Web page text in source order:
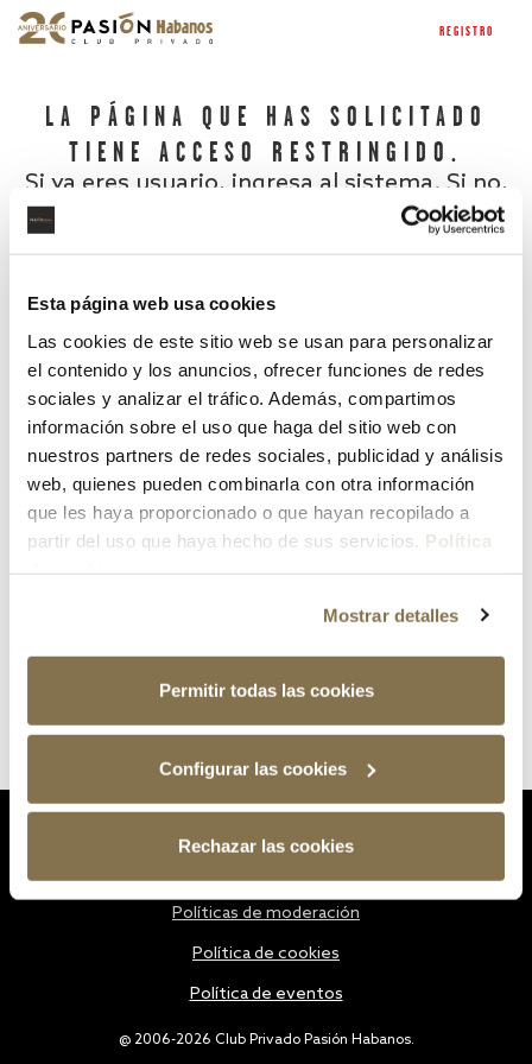
Esta página web usa cookies
Las cookies de este sitio web se usan para personalizar
el contenido y los anuncios, ofrecer funciones de redes
sociales y analizar el tráfico. Además, compartimos
información sobre el uso que haga del sitio web con
nuestros partners de redes sociales, publicidad y análisis
web, quienes pueden combinarla con otra información
que les haya proporcionado o que hayan recopilado a
partir del uso que haya hecho de sus servicios. Política
Mostrar detalles
Permitir todas las cookies
Configurar las cookies
Rechazar las cookies
REGISTRO
LA PÁGINA QUE HAS SOLICITADO
TIENE ACCESO RESTRINGIDO.
Si ya eres usuario, ingresa al sistema. Si no,
¿Has olvidado tu contraseña?
@ 2006-2026 Club Privado Pasión Habanos.
Políticas de moderación
Política de cookies
Política de eventos